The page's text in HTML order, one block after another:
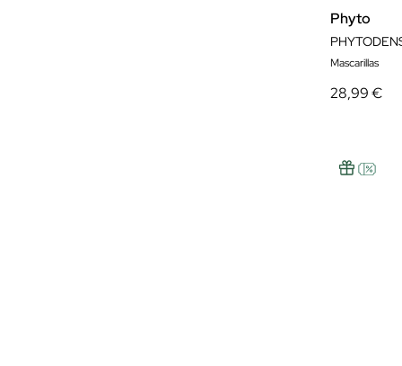
Phyto
Mascarillas
28,99 €